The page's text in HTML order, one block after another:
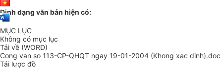
Định dạng văn bản hiện có:
MỤC LỤC
Không có mục lục
Tải về (WORD)
Cong van so 113-CP-QHQT ngay 19-01-2004 (Khong xac dinh).doc
Tải lược đồ